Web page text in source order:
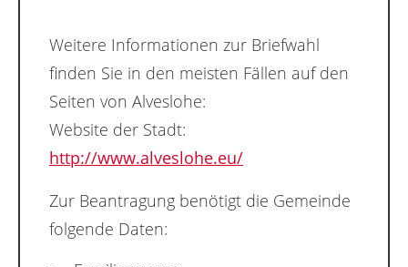
Weitere Informationen zur Briefwahl
finden Sie in den meisten Fällen auf den
Seiten von Alveslohe:
Website der Stadt:
http://www.alveslohe.eu/
Zur Beantragung benötigt die Gemeinde
folgende Daten: